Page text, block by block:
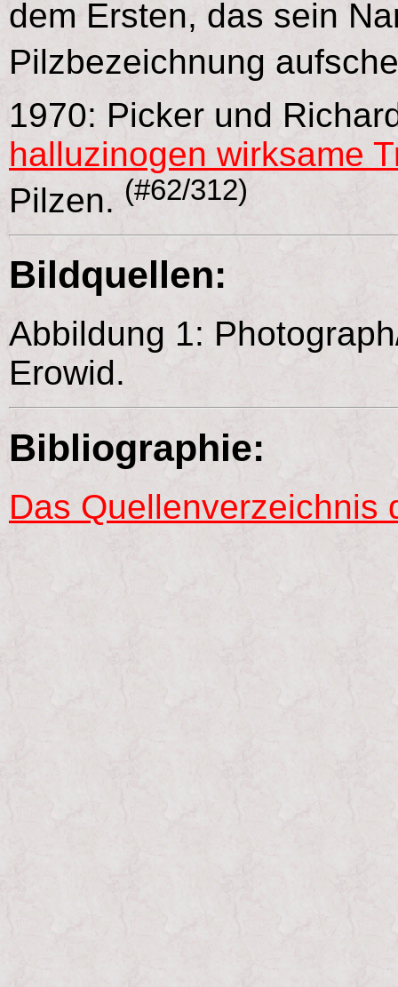
dem Ersten, das sein
Pilzbezeichnung
1970: Picker und
halluzinogen wirksame
Pilzen. (#62/312)
Bildquellen:
Abbildung 1:
Erowid.
Bibliographie:
Das Quellenverzeichnis